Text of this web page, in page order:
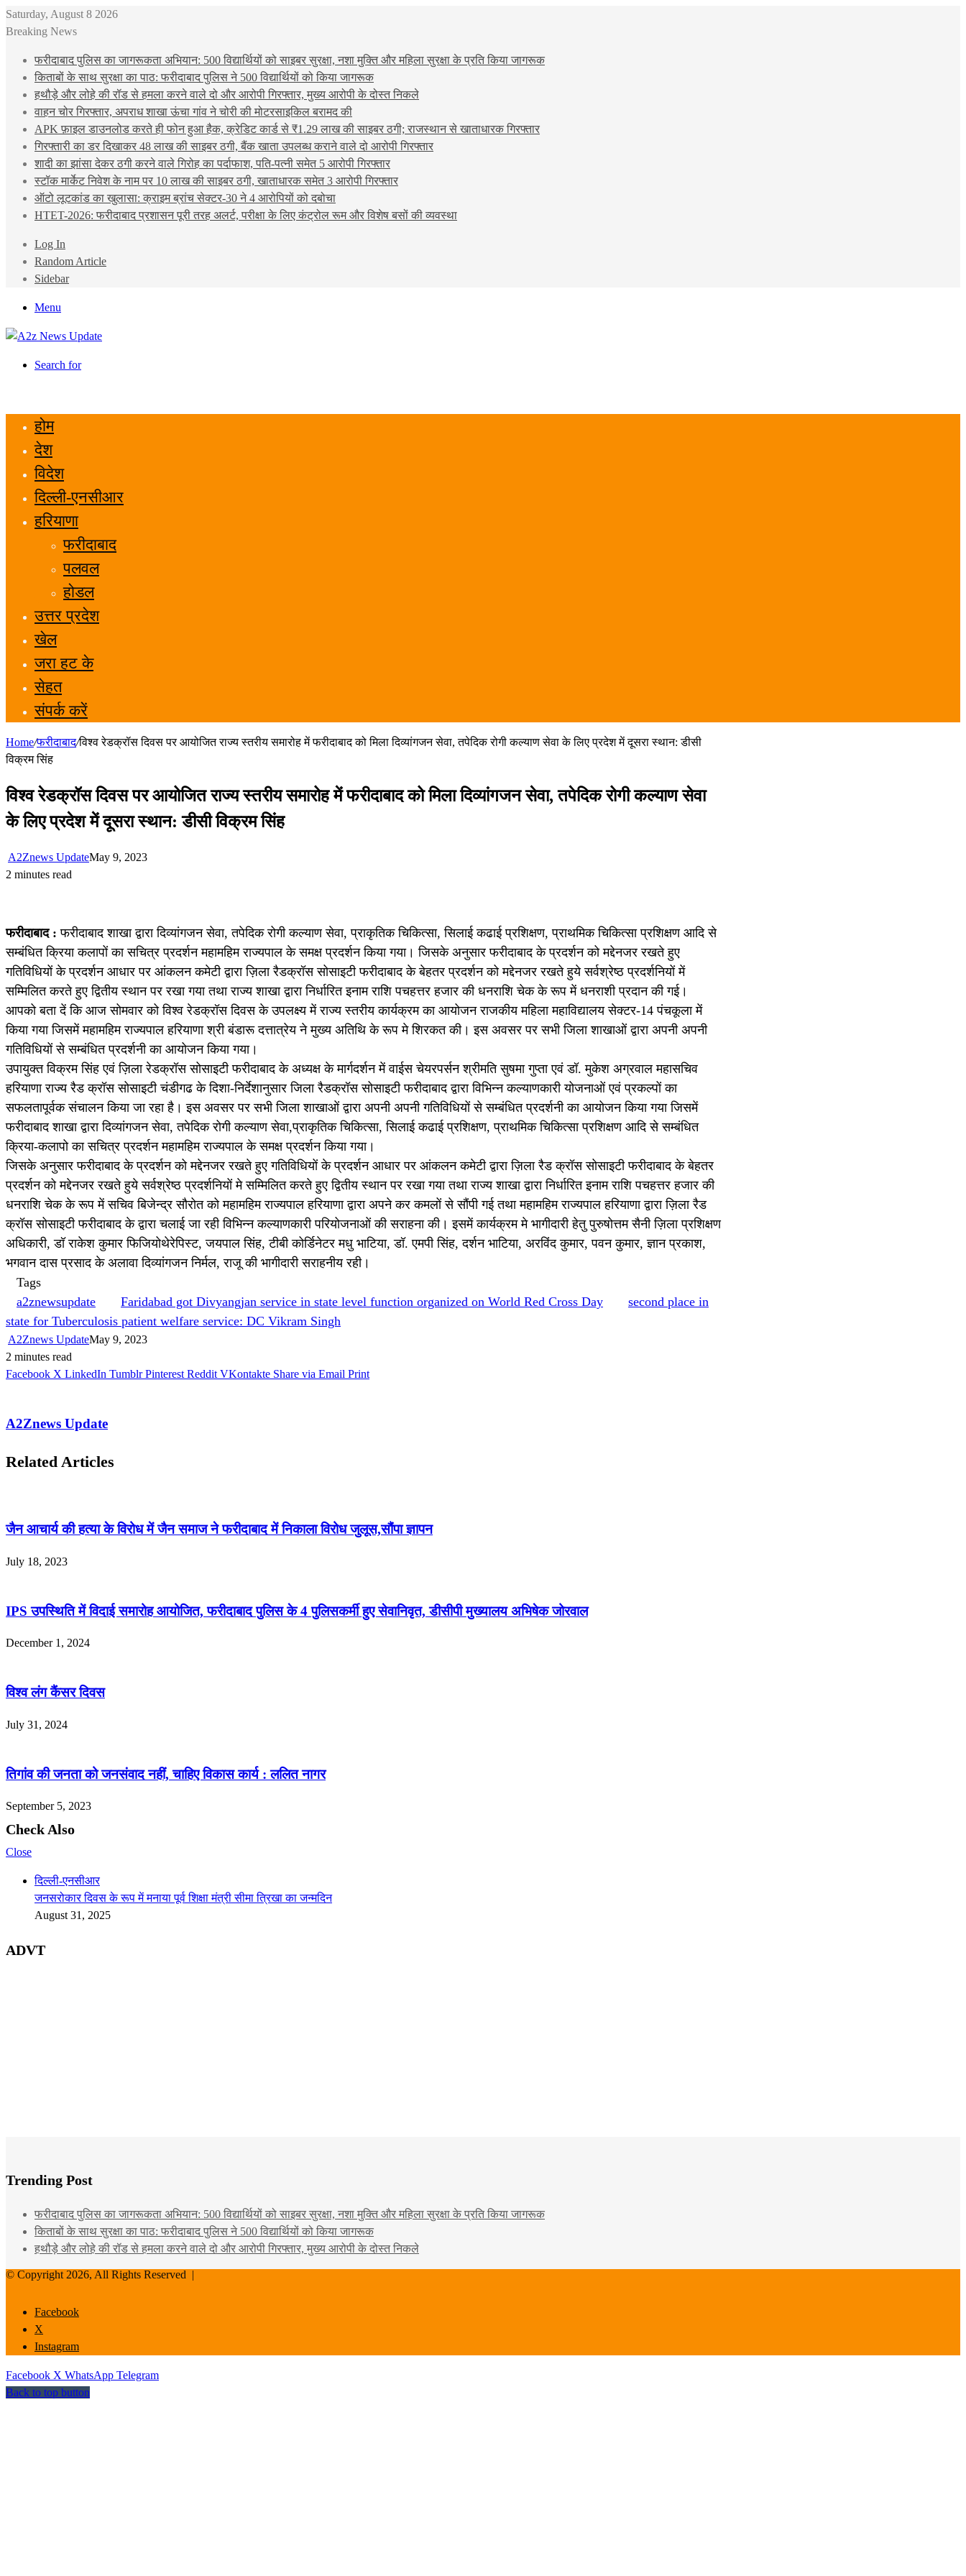
Saturday, August 8 2026
Breaking News
फरीदाबाद पुलिस का जागरूकता अभियान: 500 विद्यार्थियों को साइबर सुरक्षा, नशा मुक्ति और महिला सुरक्षा के प्रति किया जागरूक
किताबों के साथ सुरक्षा का पाठ: फरीदाबाद पुलिस ने 500 विद्यार्थियों को किया जागरूक
हथौड़े और लोहे की रॉड से हमला करने वाले दो और आरोपी गिरफ्तार, मुख्य आरोपी के दोस्त निकले
वाहन चोर गिरफ्तार, अपराध शाखा ऊंचा गांव ने चोरी की मोटरसाइकिल बरामद की
APK फ़ाइल डाउनलोड करते ही फोन हुआ हैक, क्रेडिट कार्ड से ₹1.29 लाख की साइबर ठगी; राजस्थान से खाताधारक गिरफ्तार
गिरफ्तारी का डर दिखाकर 48 लाख की साइबर ठगी, बैंक खाता उपलब्ध कराने वाले दो आरोपी गिरफ्तार
शादी का झांसा देकर ठगी करने वाले गिरोह का पर्दाफाश, पति-पत्नी समेत 5 आरोपी गिरफ्तार
स्टॉक मार्केट निवेश के नाम पर 10 लाख की साइबर ठगी, खाताधारक समेत 3 आरोपी गिरफ्तार
ऑटो लूटकांड का खुलासा: क्राइम ब्रांच सेक्टर-30 ने 4 आरोपियों को दबोचा
HTET-2026: फरीदाबाद प्रशासन पूरी तरह अलर्ट, परीक्षा के लिए कंट्रोल रूम और विशेष बसों की व्यवस्था
Log In
Random Article
Sidebar
Menu
Search for
होम
देश
विदेश
दिल्ली-एनसीआर
हरियाणा
फरीदाबाद
पलवल
होडल
उत्तर प्रदेश
खेल
जरा हट के
सेहत
संपर्क करें
Home/फरीदाबाद/विश्व रेडक्रॉस दिवस पर आयोजित राज्य स्तरीय समारोह में फरीदाबाद को मिला दिव्यांगजन सेवा, तपेदिक रोगी कल्याण सेवा के लिए प्रदेश में दूसरा स्थान: डीसी
विक्रम सिंह
विश्व रेडक्रॉस दिवस पर आयोजित राज्य स्तरीय समारोह में फरीदाबाद को मिला दिव्यांगजन सेवा, तपेदिक रोगी कल्याण सेवा
के लिए प्रदेश में दूसरा स्थान: डीसी विक्रम सिंह
A2Znews UpdateMay 9, 2023
2 minutes read
फरीदाबाद : फरीदाबाद शाखा द्वारा दिव्यांगजन सेवा, तपेदिक रोगी कल्याण सेवा, प्राकृतिक चिकित्सा, सिलाई कढाई प्रशिक्षण, प्राथमिक चिकित्सा प्रशिक्षण आदि से
सम्बंधित क्रिया कलापों का सचित्र प्रदर्शन महामहिम राज्यपाल के समक्ष प्रदर्शन किया गया। जिसके अनुसार फरीदाबाद के प्रदर्शन को मद्देनजर रखते हुए
गतिविधियों के प्रदर्शन आधार पर आंकलन कमेटी द्वारा ज़िला रैडक्रॉस सोसाइटी फरीदाबाद के बेहतर प्रदर्शन को मद्देनजर रखते हुये सर्वश्रेष्ठ प्रदर्शनियों में
सम्मिलित करते हुए द्वितीय स्थान पर रखा गया तथा राज्य शाखा द्वारा निर्धारित इनाम राशि पचहत्तर हजार की धनराशि चेक के रूप में धनराशी प्रदान की गई।
आपको बता दें कि आज सोमवार को विश्व रेडक्रॉस दिवस के उपलक्ष्य में राज्य स्तरीय कार्यक्रम का आयोजन राजकीय महिला महाविद्यालय सेक्टर-14 पंचकूला में
किया गया जिसमें महामहिम राज्यपाल हरियाणा श्री बंडारू दत्तात्रेय ने मुख्य अतिथि के रूप मे शिरकत की। इस अवसर पर सभी जिला शाखाओं द्वारा अपनी अपनी
गतिविधियों से सम्बंधित प्रदर्शनी का आयोजन किया गया।
उपायुक्त विक्रम सिंह एवं ज़िला रेडक्रॉस सोसाइटी फरीदाबाद के अध्यक्ष के मार्गदर्शन में वाईस चेयरपर्सन श्रीमति सुषमा गुप्ता एवं डॉ. मुकेश अग्रवाल महासचिव
हरियाणा राज्य रैड क्रॉस सोसाइटी चंडीगढ के दिशा-निर्देशानुसार जिला रैडक्रॉस सोसाइटी फरीदाबाद द्वारा विभिन्न कल्याणकारी योजनाओं एवं प्रकल्पों का
सफलतापूर्वक संचालन किया जा रहा है। इस अवसर पर सभी जिला शाखाओं द्वारा अपनी अपनी गतिविधियों से सम्बंधित प्रदर्शनी का आयोजन किया गया जिसमें
फरीदाबाद शाखा द्वारा दिव्यांगजन सेवा, तपेदिक रोगी कल्याण सेवा,प्राकृतिक चिकित्सा, सिलाई कढाई प्रशिक्षण, प्राथमिक चिकित्सा प्रशिक्षण आदि से सम्बंधित
क्रिया-कलापो का सचित्र प्रदर्शन महामहिम राज्यपाल के समक्ष प्रदर्शन किया गया।
जिसके अनुसार फरीदाबाद के प्रदर्शन को मद्देनजर रखते हुए गतिविधियों के प्रदर्शन आधार पर आंकलन कमेटी द्वारा ज़िला रैड क्रॉस सोसाइटी फरीदाबाद के बेहतर
प्रदर्शन को मद्देनजर रखते हुये सर्वश्रेष्ठ प्रदर्शनियों मे सम्मिलित करते हुए द्वितीय स्थान पर रखा गया तथा राज्य शाखा द्वारा निर्धारित इनाम राशि पचहत्तर हजार की
धनराशि चेक के रूप में सचिव बिजेन्द्र सौरोत को महामहिम राज्यपाल हरियाणा द्वारा अपने कर कमलों से सौंपी गई तथा महामहिम राज्यपाल हरियाणा द्वारा ज़िला रैड
क्रॉस सोसाइटी फरीदाबाद के द्वारा चलाई जा रही विभिन्न कल्याणकारी परियोजनाओं की सराहना की। इसमें कार्यक्रम मे भागीदारी हेतु पुरुषोत्तम सैनी ज़िला प्रशिक्षण
अधिकारी, डॉ राकेश कुमार फिजियोथेरेपिस्ट, जयपाल सिंह, टीबी कोर्डिनेटर मधु भाटिया, डॉ. एमपी सिंह, दर्शन भाटिया, अरविंद कुमार, पवन कुमार, ज्ञान प्रकाश,
भगवान दास प्रसाद के अलावा दिव्यांगजन निर्मल, राजू की भागीदारी सराहनीय रही।
Tags
a2znewsupdate
Faridabad got Divyangjan service in state level function organized on World Red Cross Day
second place in
state for Tuberculosis patient welfare service: DC Vikram Singh
A2Znews UpdateMay 9, 2023
2 minutes read
Facebook X LinkedIn Tumblr Pinterest Reddit VKontakte Share via Email Print
A2Znews Update
Related Articles
जैन आचार्य की हत्या के विरोध में जैन समाज ने फरीदाबाद में निकाला विरोध जुलूस,सौंपा ज्ञापन
July 18, 2023
IPS उपस्थिति में विदाई समारोह आयोजित, फरीदाबाद पुलिस के 4 पुलिसकर्मी हुए सेवानिवृत, डीसीपी मुख्यालय अभिषेक जोरवाल
December 1, 2024
विश्व लंग कैंसर दिवस
July 31, 2024
तिगांव की जनता को जनसंवाद नहीं, चाहिए विकास कार्य : ललित नागर
September 5, 2023
Check Also
Close
दिल्ली-एनसीआर
जनसरोकार दिवस के रूप में मनाया पूर्व शिक्षा मंत्री सीमा त्रिखा का जन्मदिन
August 31, 2025
ADVT
Trending Post
फरीदाबाद पुलिस का जागरूकता अभियान: 500 विद्यार्थियों को साइबर सुरक्षा, नशा मुक्ति और महिला सुरक्षा के प्रति किया जागरूक
किताबों के साथ सुरक्षा का पाठ: फरीदाबाद पुलिस ने 500 विद्यार्थियों को किया जागरूक
हथौड़े और लोहे की रॉड से हमला करने वाले दो और आरोपी गिरफ्तार, मुख्य आरोपी के दोस्त निकले
© Copyright 2026, All Rights Reserved |
Facebook
X
Instagram
Facebook X WhatsApp Telegram
Back to top button